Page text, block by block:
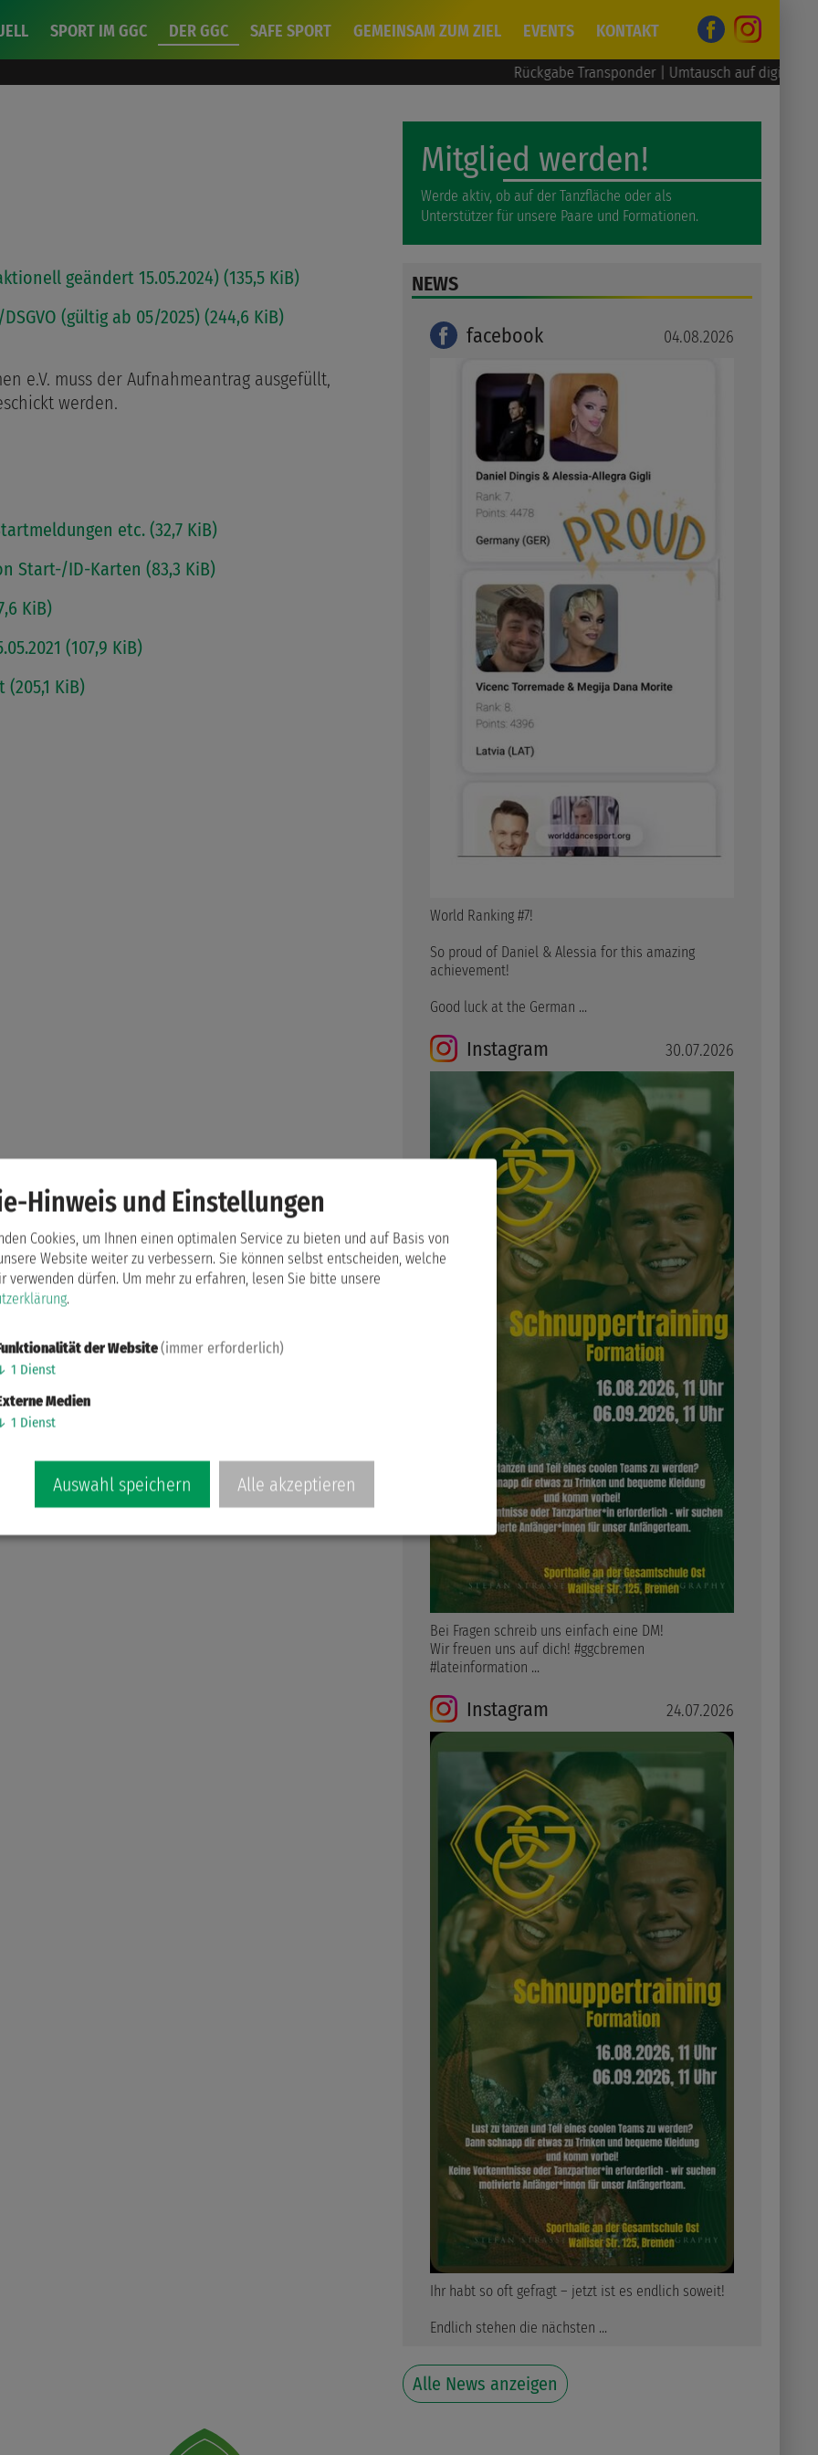
geändert 15.05.2024) (135,5 KiB)
(gültig ab 05/2025) (244,6 KiB)
e.V. muss der Aufnahmeantrag ausgefüllt,
werden.
etc. (32,7 KiB)
Start-/ID-Karten (83,3 KiB)
KiB)
(107,9 KiB)
KiB)
Mitglied werden!
Werde aktiv, ob auf der Tanzfläche oder als
Unterstützer für unsere Paare und Formationen.
NEWS
facebook 04.08.2026
World Ranking #7!
So proud of Daniel & Alessia for this amazing
achievement!
Good luck at the German ...
Instagram 30.07.2026
Bei Fragen schreib uns einfach eine DM!
Wir freuen uns auf dich! #ggcbremen
#lateinformation ...
Instagram 24.07.2026
Ihr habt so oft gefragt – jetzt ist es endlich soweit!
Endlich stehen die nächsten ...
Alle News anzeigen
SPORT IM GGC DER GGC SAFE SPORT GEMEINSAM ZUM ZIEL EVENTS KONTAKT
Rückgabe Transponder | Umtausch auf digital
Hinweis und Einstellungen
Cookies, um Ihnen einen optimalen Service zu bieten und auf Basis von
Website weiter zu verbessern. Sie können selbst entscheiden, welche
verwenden dürfen. Um mehr zu erfahren, lesen Sie bitte unsere
.
der Website(immer erforderlich)
1 Dienst
Medien
1 Dienst
Auswahl speichern Alle akzeptieren